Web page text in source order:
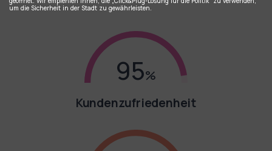
95
Kundenzufriedenheit
um die Sicherheit in der Stadt zu gewährleisten.